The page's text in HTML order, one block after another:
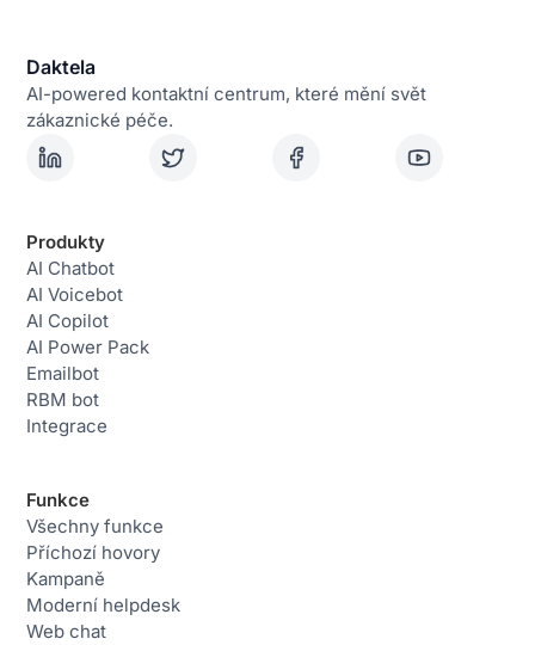
Daktela
AI-powered kontaktní centrum, které mění svět
zákaznické péče.
Produkty
AI Chatbot
AI Voicebot
AI Copilot
AI Power Pack
Emailbot
RBM bot
Integrace
Funkce
Všechny funkce
Příchozí hovory
Kampaně
Moderní helpdesk
Web chat